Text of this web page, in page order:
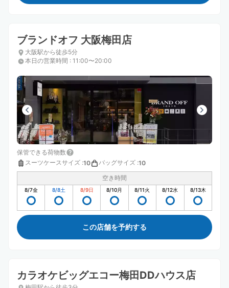
ブランドオフ 大阪梅田店
大阪駅から徒歩5分
本日の営業時間 : 11:00〜20:00
保管できる荷物数
スーツケースサイズ :10 バッグサイズ :10
空き時間
8/7金 8/8土 8/9日 8/10月 8/11火 8/12水 8/13木
この店舗を予約する
カラオケビッグエコー梅田DDハウス店